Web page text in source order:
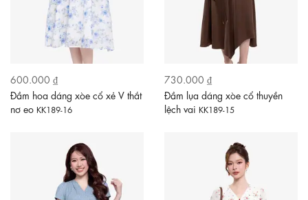
600.000 ₫
Đầm hoa dáng xòe cổ xẻ V thắt
nơ eo KK189-16
730.000 ₫
Đầm lụa dáng xòe cổ thuyền
lệch vai KK189-15